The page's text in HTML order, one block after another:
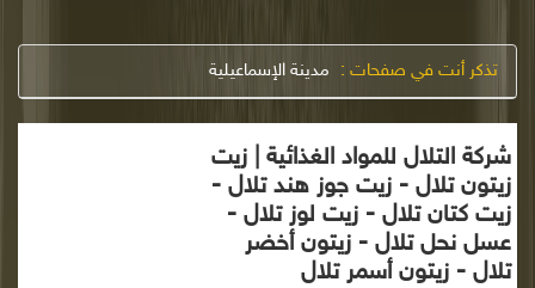
تذكر أنت في صفحات : مدينة الإسماعيلية
شركة التلال للمواد الغذائية | زيت
زيتون تلال - زيت جوز هند تلال -
زيت كتان تلال - زيت لوز تلال -
عسل نحل تلال - زيتون أخضر
تلال - زيتون أسمر تلال